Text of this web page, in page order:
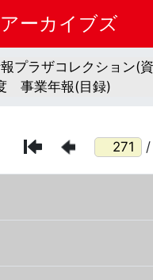
ーカイブズ
プラザコレクション(
事業年報(目録)
/